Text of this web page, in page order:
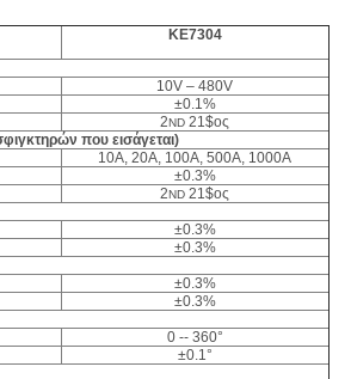
KE7304
10V – 480V
±0.1%
2ND 21$ος
που εισάγεται)
10A, 20A, 100A, 500A, 1000A
±0.3%
2ND 21$ος
±0.3%
±0.3%
±0.3%
±0.3%
0 -- 360°
±0.1°